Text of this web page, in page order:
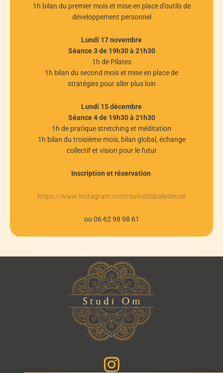
1h bilan du premier mois et mise en place d’outils de
développement personnel
Lundi 17 novembre
Séance 3 de 19h30 à 21h30
1h de Pilates
1h bilan du second mois et mise en place de
stratégies pour aller plus loin
Lundi 15 décembre
Séance 4 de 19h30 à 21h30
1h de pratique stretching et méditation
1h bilan du troisième mois, bilan global, échange
collectif et vision pour le futur
Inscription et réservation
https://www.instagram.com/suivezlabaladeuse
ou 06 62 98 98 61